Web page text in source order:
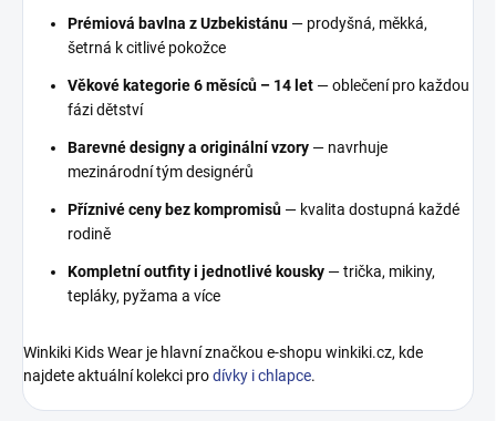
Prémiová bavlna z Uzbekistánu — prodyšná, měkká,
šetrná k citlivé pokožce
Věkové kategorie 6 měsíců – 14 let — oblečení pro každou
fázi dětství
Barevné designy a originální vzory — navrhuje
mezinárodní tým designérů
Příznivé ceny bez kompromisů — kvalita dostupná každé
rodině
Kompletní outfity i jednotlivé kousky — trička, mikiny,
tepláky, pyžama a více
Winkiki Kids Wear je hlavní značkou e-shopu winkiki.cz, kde
najdete aktuální kolekci prodívky i chlapce.